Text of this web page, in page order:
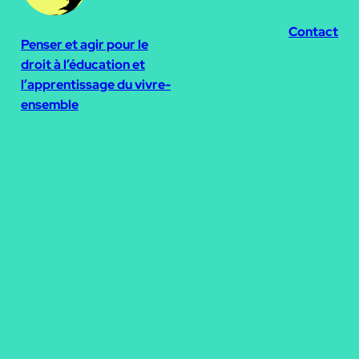
Penser et agir pour le
droit à l’éducation et
l’apprentissage du vivre-
ensemble
Contact